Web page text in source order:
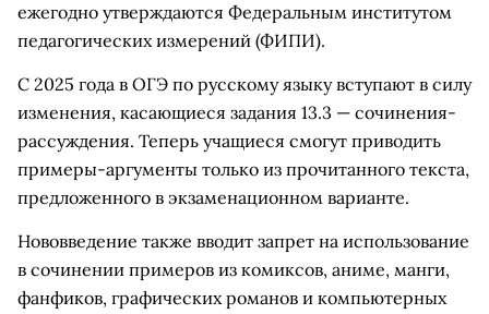
ежегодно утверждаются Федеральным институтом
педагогических измерений (ФИПИ).
С 2025 года в ОГЭ по русскому языку вступают в силу
изменения, касающиеся задания 13.3 — сочинения-
рассуждения. Теперь учащиеся смогут приводить
примеры-аргументы только из прочитанного текста,
предложенного в экзаменационном варианте.
Нововведение также вводит запрет на использование
в сочинении примеров из комиксов, аниме, манги,
фанфиков, графических романов и компьютерных